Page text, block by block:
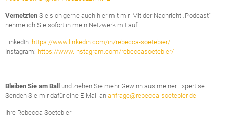
Vernetzten Sie sich gerne auch hier mit mir. Mit der Nachricht „Podcast“
nehme ich Sie sofort in mein Netzwerk mit auf:
LinkedIn: https://www.linkedin.com/in/rebecca-soetebier/
Instagram: https://www.instagram.com/rebeccasoetebier/
Bleiben Sie am Ball
und ziehen Sie mehr Gewinn aus meiner Expertise.
Senden Sie mir dafür eine E-Mail an anfrage@rebecca-soetebier.de
Ihre Rebecca Soetebier